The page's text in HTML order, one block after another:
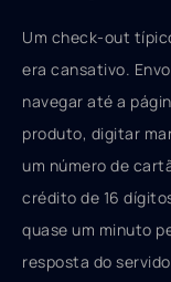
Um check-out
era cansativo.
navegar até a
produto, digitar
um número de
crédito de 16
quase um minuto
resposta do